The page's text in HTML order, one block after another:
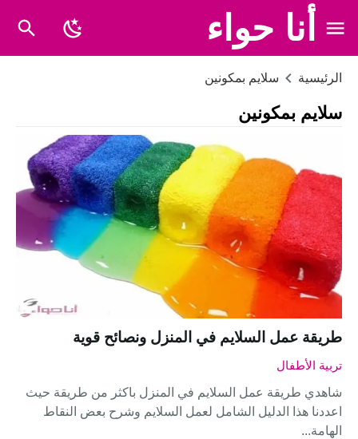
أنا حواء
الرئيسية سلايم بمكونين
سلايم بمكونين
طريقة عمل السلايم في المنزل ونصائح قوية
تربية الأطفال
شاهدي طريقة عمل السلايم في المنزل باكثر من طريقة حيث
اعددنا هذا الدليل الشامل لعمل السلايم وشرح بعض النقاط
الهامة...